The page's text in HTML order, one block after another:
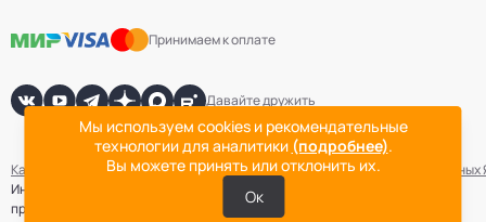
Принимаем к оплате
Давайте дружить
Информация не является публичной офертой. Точная стоимость
проведения работ определяется после выезда специалиста компании.
Карта сайта Политика конфиденциальностиСогласие на обработку
Мы используем cookies и рекомендательные
технологии для аналитики (подробнее).
Вы можете принять или отклонить их.
Ок